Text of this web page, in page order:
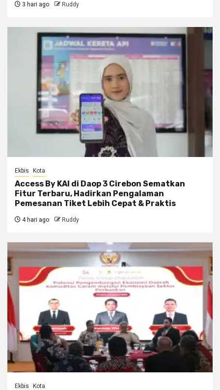
3 hari ago Ruddy
Ekbis Kota
Access By KAI di Daop 3 Cirebon Sematkan
Fitur Terbaru, Hadirkan Pengalaman
Pemesanan Tiket Lebih Cepat & Praktis
4 hari ago Ruddy
Ekbis Kota